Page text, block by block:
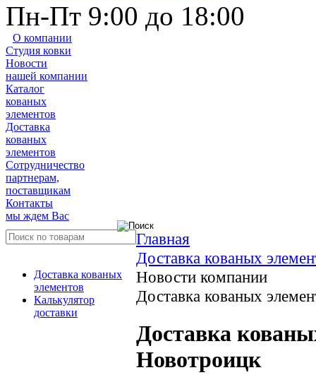
Пн-Пт 9:00 до 18:00
О компании
Студия ковки
Новости
нашей компании
Каталог
кованых
элементов
Доставка
кованых
элементов
Сотрудничество
партнерам,
поставщикам
Контакты
мы ждем Вас
Доставка кованых
элементов
Калькулятор
доставки
Главная
Доставка кованых
Новости компании
Доставка кованых
Доставка
Новотроицк